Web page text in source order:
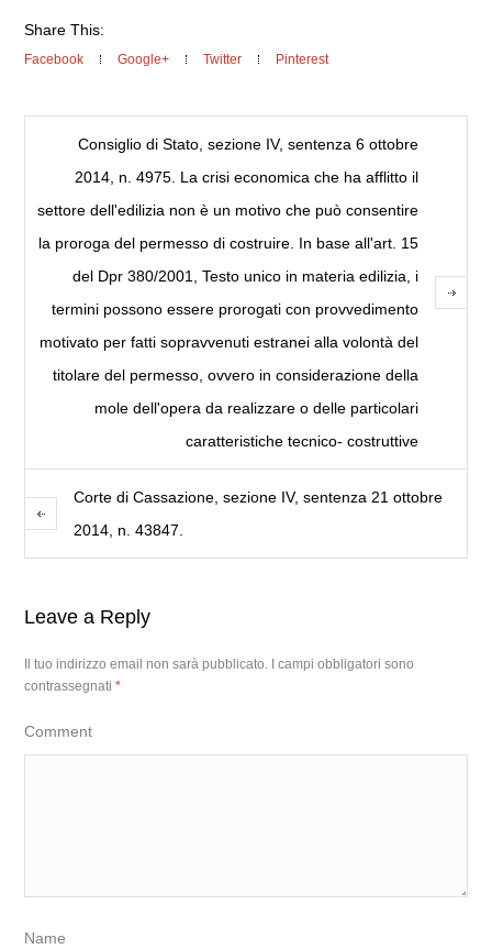
Share This:
Facebook Google+ Twitter Pinterest
Consiglio di Stato, sezione IV, sentenza 6 ottobre
2014, n. 4975. La crisi economica che ha afflitto il
settore dell'edilizia non è un motivo che può consentire
la proroga del permesso di costruire. In base all'art. 15
del Dpr 380/2001, Testo unico in materia edilizia, i
termini possono essere prorogati con provvedimento
motivato per fatti sopravvenuti estranei alla volontà del
titolare del permesso, ovvero in considerazione della
mole dell'opera da realizzare o delle particolari
caratteristiche tecnico- costruttive
Corte di Cassazione, sezione IV, sentenza 21 ottobre
2014, n. 43847.
Leave a Reply
Il tuo indirizzo email non sarà pubblicato. I campi obbligatori sono
contrassegnati*
Comment
Name